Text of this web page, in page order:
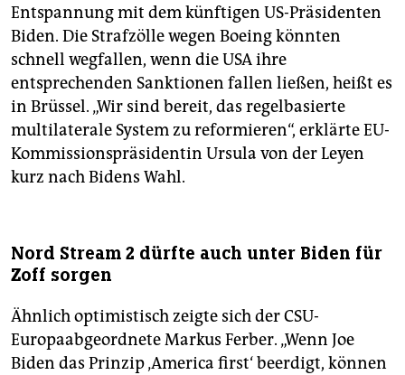
Entspannung mit dem künftigen US-Präsidenten
Biden. Die Strafzölle wegen Boeing könnten
schnell wegfallen, wenn die USA ihre
entsprechenden Sanktionen fallen ließen, heißt es
in Brüssel. „Wir sind bereit, das regelbasierte
multilaterale System zu reformieren“, erklärte EU-
Kommissionspräsidentin Ursula von der Leyen
kurz nach Bidens Wahl.
Nord Stream 2 dürfte auch unter Biden für
Zoff sorgen
Ähnlich optimistisch zeigte sich der CSU-
Europaabgeordnete Markus Ferber. „Wenn Joe
Biden das Prinzip ‚America first‘ beerdigt, können